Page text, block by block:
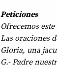
Peticiones
Ofrecemos
Las oraciones
Gloria, una
G.- Padre